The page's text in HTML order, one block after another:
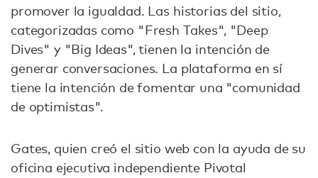
promover la igualdad. Las historias del sitio,
categorizadas como "Fresh Takes", "Deep
Dives" y "Big Ideas", tienen la intención de
generar conversaciones. La plataforma en sí
tiene la intención de fomentar una "comunidad
de optimistas".
Gates, quien creó el sitio web con la ayuda de su
oficina ejecutiva independiente Pivotal